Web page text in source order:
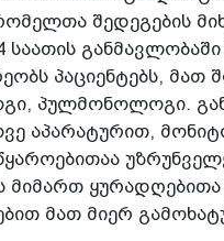
შედეგების
საათის
პაციენტებს, მათ
პულმონოლოგი.
აპარატურით,
მიმართ
მათ მიერ